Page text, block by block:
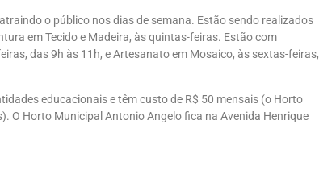
o público nos dias de semana. Estão sendo realizados
em Tecido e Madeira, às quintas-feiras. Estão com
das 9h às 11h, e Artesanato em Mosaico, às sextas-feiras,
educacionais e têm custo de R$ 50 mensais (o Horto
O Horto Municipal Antonio Angelo fica na Avenida Henrique